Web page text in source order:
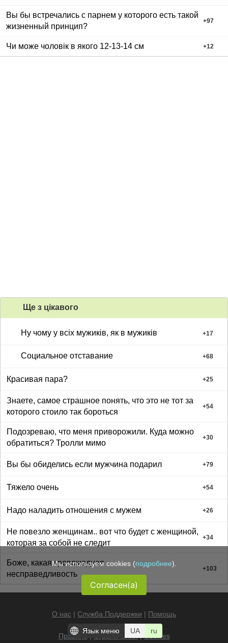
Вы бы встречались с парнем у которого есть такой
жизненный принцип?
+97
Чи може чоловік в якого 12-13-14 см +12
Ще з цiкавого
Ну чому у всіх мужиків, як в мужиків +17
Социальное отставание +68
Красивая пара? +25
Знаете, самое страшное понять, что это не тот за
которого стоило так бороться
+54
Подозреваю, что меня приворожили. Куда можно
обратиться? Тролли мимо
+30
Вы бы обиделись если мужчина подарил +79
Тяжело очень +54
Надо наладить отношения с мужем +26
Не повезло женщинам.. вот что будет с женщиной,
которая за собой не следит
+34
Боже, какая кровожадная
несправедливость
+103
О нас | Служба Поддержки | Помощь
Правила|Ограничения |
Cookies
Мы используем cookies (подробнее).
Согласен(а)
Язык меню UA ru